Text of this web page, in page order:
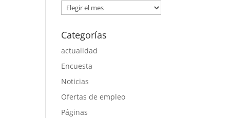
Archivos
Categorías
actualidad
Encuesta
Noticias
Ofertas de empleo
Páginas